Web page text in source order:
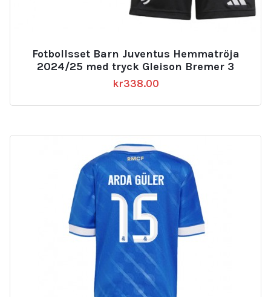
Fotbollsset Barn Juventus Hemmatröja
2024/25 med tryck Gleison Bremer 3
kr338.00